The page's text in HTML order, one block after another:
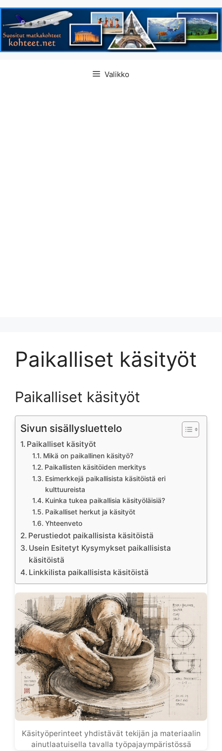
Valikko
Paikalliset käsityöt
Paikalliset käsityöt
Sivun sisällysluettelo
Paikalliset käsityöt
Mikä on paikallinen käsityö?
Paikallisten käsitöiden merkitys
Esimerkkejä paikallisista käsitöistä eri
kulttuureista
Kuinka tukea paikallisia käsityöläisiä?
Paikalliset herkut ja käsityöt
Yhteenveto
Perustiedot paikallisista käsitöistä
Usein Esitetyt Kysymykset paikallisista
käsitöistä
Linkkilista paikallisista käsitöistä
Käsityöperinteet yhdistävät tekijän ja materiaalin
ainutlaatuisella tavalla työpajaympäristössä